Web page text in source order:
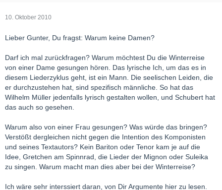
10. Oktober 2010
Lieber Gunter, Du fragst: Warum keine Damen?
Darf ich mal zurückfragen? Warum möchtest Du die Winterreise
von einer Dame gesungen hören. Das lyrische Ich, um das es in
diesem Liederzyklus geht, ist ein Mann. Die seelischen Leiden, die
er durchzustehen hat, sind spezifisch männliche. So hat das
Wilhelm Müller jedenfalls lyrisch gestalten wollen, und Schubert hat
das auch so gesehen.
Warum also von einer Frau gesungen? Was würde das bringen?
Verstößt dergleichen nicht gegen die Intention des Komponisten
und seines Textautors? Kein Bariton oder Tenor kam je auf die
Idee, Gretchen am Spinnrad, die Lieder der Mignon oder Suleika
zu singen. Warum macht man dies aber bei der Winterreise?
Ich wäre sehr interssiert daran, von Dir Argumente hier zu lesen.